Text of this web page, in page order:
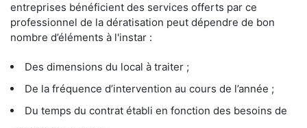
entreprises bénéficient des services offerts par ce
professionnel de la dératisation peut dépendre de bon
nombre d’éléments à l'instar :
Des dimensions du local à traiter ;
De la fréquence d’intervention au cours de l’année ;
Du temps du contrat établi en fonction des besoins de